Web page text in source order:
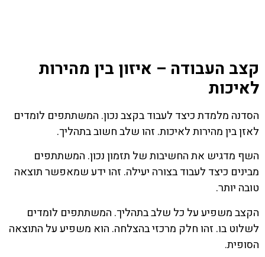
קצב העבודה – איזון בין מהירות
לאיכות
הסדנה מלמדת כיצד לעבוד בקצב נכון. המשתתפים לומדים
לאזן בין מהירות לאיכות. זהו שלב חשוב בתהליך.
השף מדגיש את החשיבות של תזמון נכון. המשתתפים
מבינים כיצד לעבוד בצורה יעילה. זהו ידע שמאפשר תוצאה
טובה יותר.
הקצב משפיע על כל שלב בתהליך. המשתתפים לומדים
לשלוט בו. זהו חלק מרכזי בהצלחה. הוא משפיע על התוצאה
הסופית.